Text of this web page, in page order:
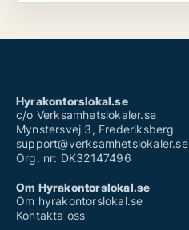
Hyrakontorslokal.se
c/o Verksamhetslokaler.se
Mynstersvej 3, Frederiksberg
support@verksamhetslokaler.se
Org. nr: DK32147496
Om Hyrakontorslokal.se
Om hyrakontorslokal.se
Kontakta oss